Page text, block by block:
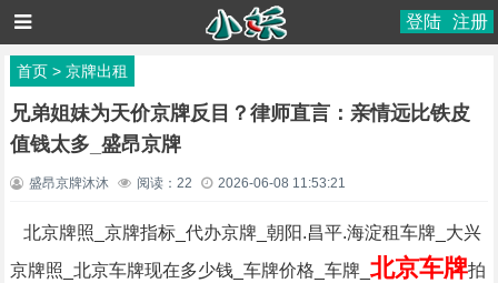
登陆 注册
首页> 京牌出租
兄弟姐妹为天价京牌反目？律师直言：亲情远比铁皮
值钱太多_盛昂京牌
盛昂京牌沐沐 阅读： 22 2026-06-08 11:53:21
北京牌照_京牌指标_代办京牌_朝阳.昌平.海淀租车牌_大兴
京牌照_北京车牌现在多少钱_车牌价格_车牌_ 北京车牌拍